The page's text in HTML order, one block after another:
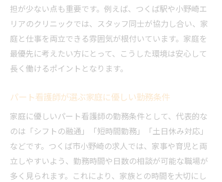
子育て世代向け看護師パート求人の特徴
最新トレンドから見る看護師の働き方改革
看護師パート求人に見る最新働き方改革の
流れ
働き方改革で変わる看護師求人の現状と未
看護師求人の働き方トレンドを徹底解説
パート看護師に広がる働き方改革のメリッ
ト
看護師パート求人の今後と働き方改革の展
望
担が少ない点も重要です。例えば、つくば駅や小野崎エ
リアのクリニックでは、スタッフ同士が協力し合い、家
庭と仕事を両立できる雰囲気が根付いています。家庭を
最優先に考えたい方にとって、こうした環境は安心して
長く働けるポイントとなります。
パート看護師が選ぶ家庭に優しい勤務条件
家庭に優しいパート看護師の勤務条件として、代表的な
のは「シフトの融通」「短時間勤務」「土日休み対応」
などです。つくば市小野崎の求人では、家事や育児と両
立しやすいよう、勤務時間や日数の相談が可能な職場が
多く見られます。これにより、家族との時間を大切にし